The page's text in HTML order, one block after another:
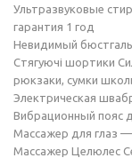
Ультразвуковые
гарантия 1 год
Невидимый
Стягуючі шортики
рюкзаки, сумки
Электрическая
Вибрационный пояс
Массажер для глаз —
Массажер Целюлес